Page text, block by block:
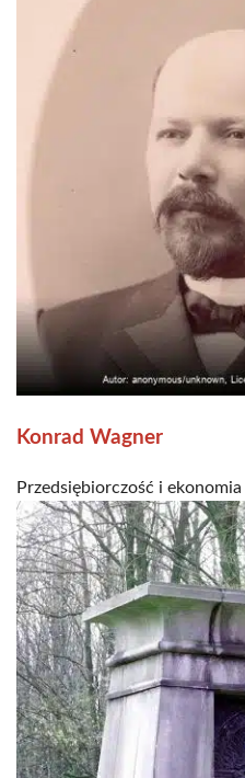
Konrad Wagner
Przedsiębiorczość i ekonomia